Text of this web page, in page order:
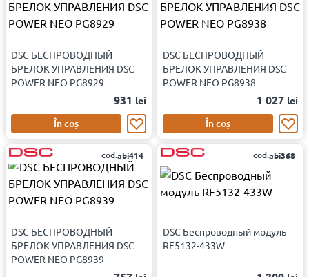
DSC БЕСПРОВОДНЫЙ
БРЕЛОК УПРАВЛЕНИЯ DSC
POWER NEO PG8929
931 lei
În coș
DSC БЕСПРОВОДНЫЙ
БРЕЛОК УПРАВЛЕНИЯ DSC
POWER NEO PG8938
1 027 lei
În coș
cod:abi414
DSC БЕСПРОВОДНЫЙ
БРЕЛОК УПРАВЛЕНИЯ DSC
POWER NEO PG8939
cod:abi368
DSC Беспроводный модуль
RF5132-433W